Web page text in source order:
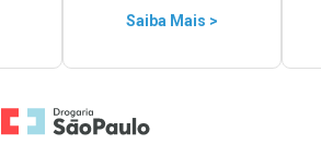
Saiba Mais >
Ir para a Home